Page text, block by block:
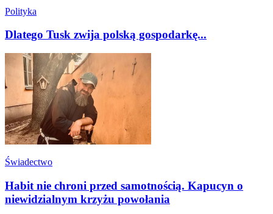
Polityka
Dlatego Tusk zwija polską gospodarkę...
Świadectwo
Habit nie chroni przed samotnością. Kapucyn o
niewidzialnym krzyżu powołania